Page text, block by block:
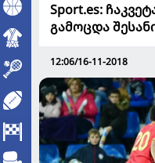
Sport.es:
გამოცდა
12:06/16-11-2018